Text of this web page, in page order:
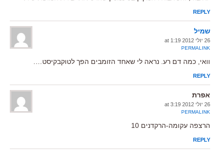
REPLY
שמיל
26 יולי 2012 at 1:19
PERMALINK
וואי, כמה דם רע. נראה לי שאחד הזומבים הפך לטוקבקיסט….
REPLY
אפרת
26 יולי 2012 at 3:19
PERMALINK
הרצפה עקומה-הרקדנים 10
REPLY